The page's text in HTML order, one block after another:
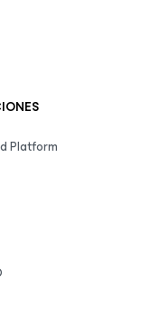
Platform